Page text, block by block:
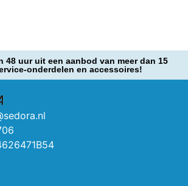
48 uur uit een aanbod van meer dan 15
onderdelen en accessoires!